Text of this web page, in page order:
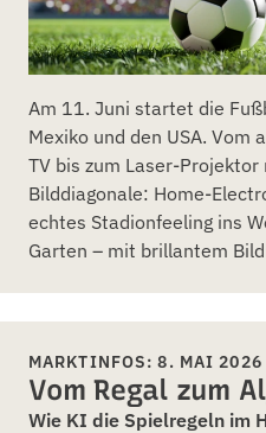
Am 11. Juni startet die
Mexiko und den USA. Vom
TV bis zum Laser-
Bilddiagonale: Home-
echtes Stadionfeeling ins
Garten – mit brillantem
MARKTINFOS: 8. MAI 2026
Vom Regal zum
Wie KI die Spielregeln im